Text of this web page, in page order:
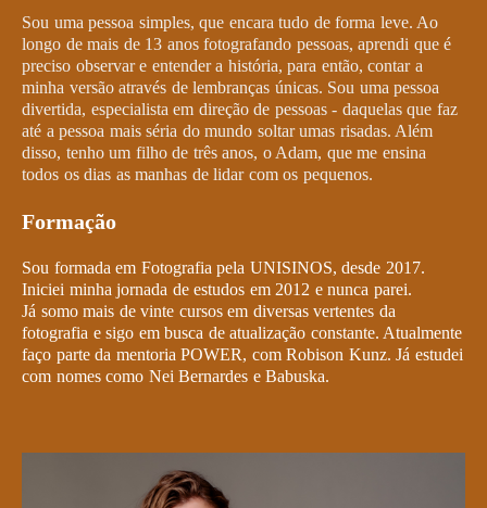
Sou uma pessoa simples, que encara tudo de forma leve. Ao
longo de mais de 13 anos fotografando pessoas, aprendi que é
preciso observar e entender a história, para então, contar a
minha versão através de lembranças únicas. Sou uma pessoa
divertida, especialista em direção de pessoas - daquelas que faz
até a pessoa mais séria do mundo soltar umas risadas. Além
disso, tenho um filho de três anos, o Adam, que me ensina
todos os dias as manhas de lidar com os pequenos.
Formação
Sou formada em Fotografia pela UNISINOS, desde 2017.
Iniciei minha jornada de estudos em 2012 e nunca parei.
Já somo mais de vinte cursos em diversas vertentes da
fotografia e sigo em busca de atualização constante. Atualmente
faço parte da mentoria POWER, com Robison Kunz. Já estudei
com nomes como Nei Bernardes e Babuska.